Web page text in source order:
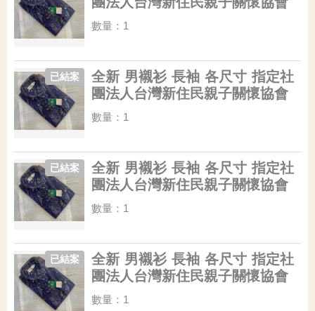
數量：1
全新 男襯衫 長袖 各尺寸 指定社
團法人台灣新住民親子關懷協會
已結案
數量：1
全新 男襯衫 長袖 各尺寸 指定社
團法人台灣新住民親子關懷協會
已結案
數量：1
全新 男襯衫 長袖 各尺寸 指定社
團法人台灣新住民親子關懷協會
已結案
數量：1